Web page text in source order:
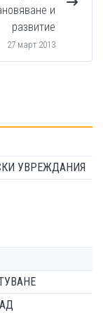
и
развитие
27 март 2013
УВРЕЖДАНИЯ